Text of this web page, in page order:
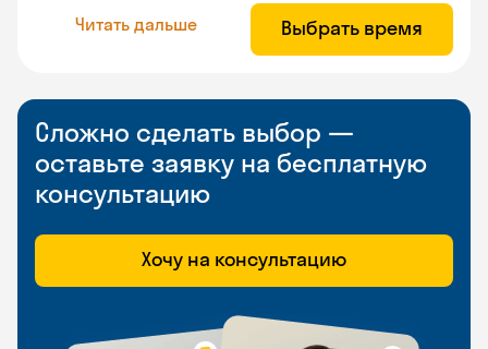
Читать дальше Выбрать время
Сложно сделать выбор —
оставьте заявку на бесплатную
консультацию
Хочу на консультацию